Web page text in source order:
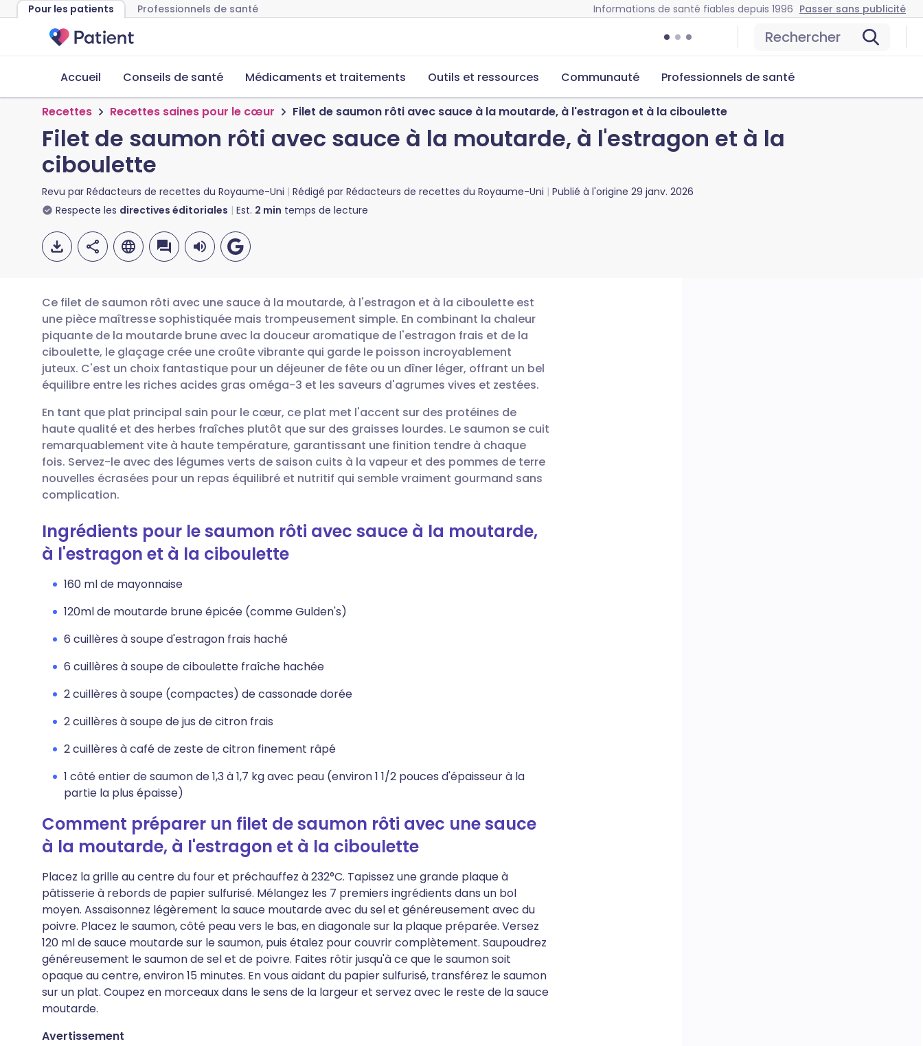
Pour les patients Professionnels de santé Informations de santé fiables depuis 1996 Passer sans publicité
Rechercher
Accueil Conseils de santé Médicaments et traitements Outils et ressources Communauté Professionnels de santé
Recettes Recettes saines pour le cœur Filet de saumon rôti avec sauce à la moutarde, à l'estragon et à la ciboulette
Filet de saumon rôti avec sauce à la moutarde, à l'estragon et à la
ciboulette
Revu par Rédacteurs de recettes du Royaume-Uni Rédigé par Rédacteurs de recettes du Royaume-Uni Publié à l'origine 29 janv. 2026
Respecte les directives éditoriales Est. 2 min temps de lecture
Partager par email
Partager sur Facebook
Partager via LinkedIn
Partager via X
Copier le lien
🇬🇧 English 🇩🇪 Deutsch
🇪🇸 Español 🇫🇷 Français
🇮🇹 Italiano 🇵🇹 Português
🇮🇳 हिन्दी 🇮🇱 עברית
Ce filet de saumon rôti avec une sauce à la moutarde, à l'estragon et à la ciboulette est
une pièce maîtresse sophistiquée mais trompeusement simple. En combinant la chaleur
piquante de la moutarde brune avec la douceur aromatique de l'estragon frais et de la
ciboulette, le glaçage crée une croûte vibrante qui garde le poisson incroyablement
juteux. C'est un choix fantastique pour un déjeuner de fête ou un dîner léger, offrant un bel
équilibre entre les riches acides gras oméga-3 et les saveurs d'agrumes vives et zestées.
En tant que plat principal sain pour le cœur, ce plat met l'accent sur des protéines de
haute qualité et des herbes fraîches plutôt que sur des graisses lourdes. Le saumon se cuit
remarquablement vite à haute température, garantissant une finition tendre à chaque
fois. Servez-le avec des légumes verts de saison cuits à la vapeur et des pommes de terre
nouvelles écrasées pour un repas équilibré et nutritif qui semble vraiment gourmand sans
complication.
Ingrédients pour le saumon rôti avec sauce à la moutarde,
à l'estragon et à la ciboulette
160 ml de mayonnaise
120ml de moutarde brune épicée (comme Gulden's)
6 cuillères à soupe d'estragon frais haché
6 cuillères à soupe de ciboulette fraîche hachée
2 cuillères à soupe (compactes) de cassonade dorée
2 cuillères à soupe de jus de citron frais
2 cuillères à café de zeste de citron finement râpé
1 côté entier de saumon de 1,3 à 1,7 kg avec peau (environ 1 1/2 pouces d'épaisseur à la
partie la plus épaisse)
Comment préparer un filet de saumon rôti avec une sauce
à la moutarde, à l'estragon et à la ciboulette
Placez la grille au centre du four et préchauffez à 232°C. Tapissez une grande plaque à
pâtisserie à rebords de papier sulfurisé. Mélangez les 7 premiers ingrédients dans un bol
moyen. Assaisonnez légèrement la sauce moutarde avec du sel et généreusement avec du
poivre. Placez le saumon, côté peau vers le bas, en diagonale sur la plaque préparée. Versez
120 ml de sauce moutarde sur le saumon, puis étalez pour couvrir complètement. Saupoudrez
généreusement le saumon de sel et de poivre. Faites rôtir jusqu'à ce que le saumon soit
opaque au centre, environ 15 minutes. En vous aidant du papier sulfurisé, transférez le saumon
sur un plat. Coupez en morceaux dans le sens de la largeur et servez avec le reste de la sauce
moutarde.
Avertissement